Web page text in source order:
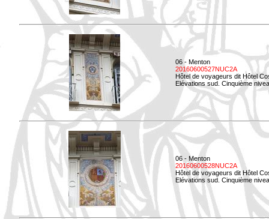
06 - Menton
20160600527NUC2A
Hôtel de voyageurs dit Hôtel
Elévations sud. Cinquième
06 - Menton
20160600528NUC2A
Hôtel de voyageurs dit Hôtel
Elévations sud. Cinquième